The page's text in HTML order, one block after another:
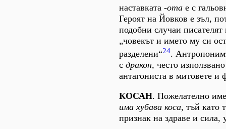
наставката -ота е с
Героят на Йовков е зъл,
подобни случаи писателят
„човекът и името му си
разделени“24.
с дракон, често
антагониста в митовете и
КОСАН. Пожелателно
има хубава коса, тъй като
признак на здраве и